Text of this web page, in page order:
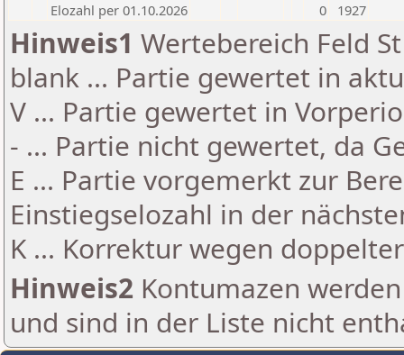
Elozahl per 01.10.2026
0 1927
Hinweis1 Wertebereich Feld
blank ... Partie gewertet in
V ... Partie gewertet in
- ... Partie nicht gewertet, da
E ... Partie vorgemerkt zur
Einstiegselozahl in der
K ... Korrektur wegen
Hinweis2 Kontumazen
und sind in der Liste nicht